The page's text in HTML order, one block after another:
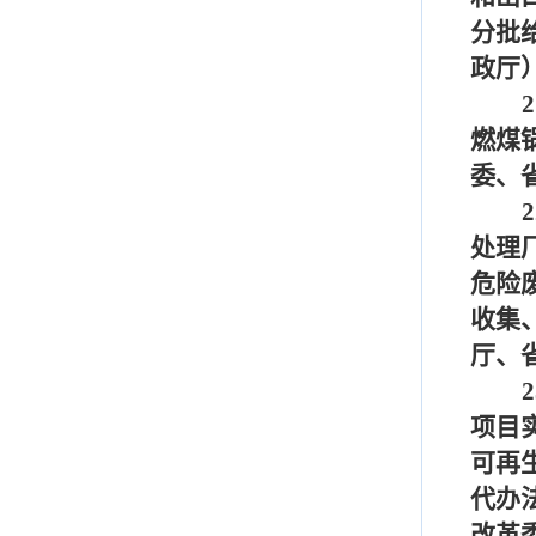
分批
政厅
燃煤
委、
处理
危险
收集
厅、
项目
可再
代办